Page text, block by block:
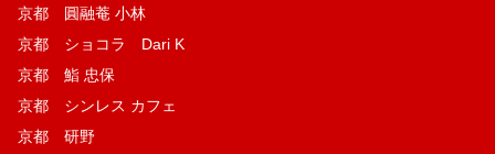
京都 圓融菴 小林
京都 ショコラ Dari K
京都 鮨 忠保
京都 シンレス カフェ
京都 研野